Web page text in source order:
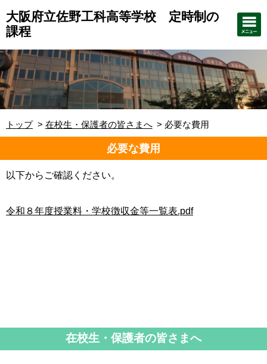
大阪府立佐野工科高等学校 定時制の
課程
トップ 在校生・保護者の皆さまへ 必要な費用
必要な費用
以下からご確認ください。
令和８年度授業料・学校徴収金等一覧表.pdf
在校生・保護者の皆さまへ